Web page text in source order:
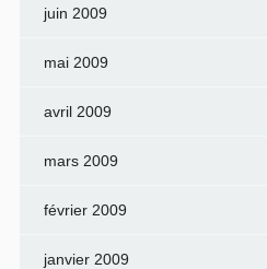
juin 2009
mai 2009
avril 2009
mars 2009
février 2009
janvier 2009